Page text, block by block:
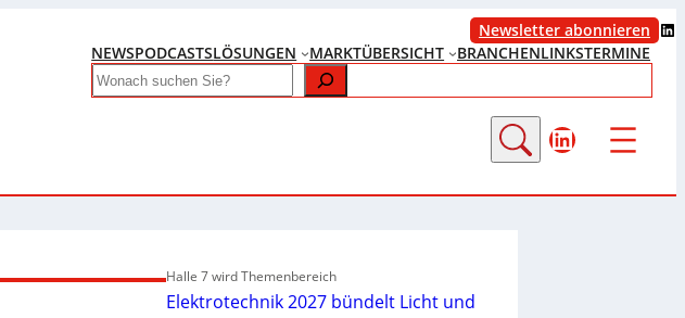
Newsletter abonnieren LinkedIn
NEWSPODCASTSLÖSUNGEN MARKTÜBERSICHT BRANCHENLINKSTERMINE
Search
LinkedIn
Halle 7 wird Themenbereich
Elektrotechnik 2027 bündelt Licht und